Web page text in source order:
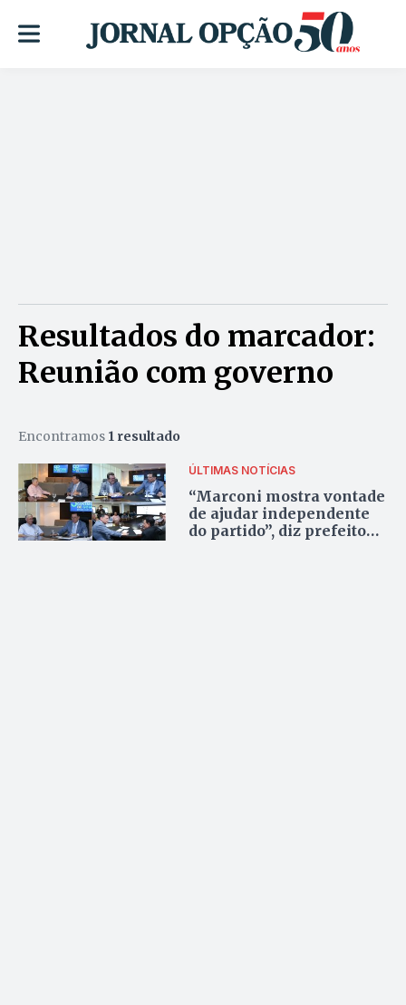
Resultados do marcador:
Reunião com governo
Encontramos 1 resultado
ÚLTIMAS NOTÍCIAS
“Marconi mostra vontade
de ajudar independente
do partido”, diz prefeito